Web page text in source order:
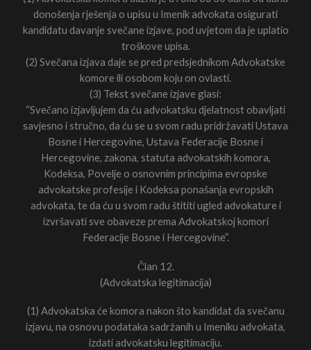
donošenja rješenja o upisu u Imenik advokata osigurati
kandidatu davanje svečane izjave, pod uvjetom da je uplatio
troškove upisa.
(2) Svečana izjava daje se pred predsjednikom Advokatske
komore ili osobom koju on ovlasti.
(3) Tekst svečane izjave glasi:
“Svečano izjavljujem da ću advokatsku djelatnost obavljati
savjesno i stručno, da ću se u svom radu pridržavati Ustava
Bosne i Hercegovine, Ustava Federacije Bosne i
Hercegovine, zakona, statuta advokatskih komora,
Kodeksa, Povelje o osnovnim principima evropske
advokatske profesije i Kodeksa ponašanja evropskih
advokata, te da ću u svom radu štititi ugled advokature i
izvršavati sve obaveze prema Advokatskoj komori
Federacije Bosne i Hercegovine”.
Član 12.
(Advokatska legitimacija)
(1) Advokatska će komora nakon što kandidat da svečanu
izjavu, na osnovu podataka sadržanih u Imeniku advokata,
izdati advokatsku legitimaciju.